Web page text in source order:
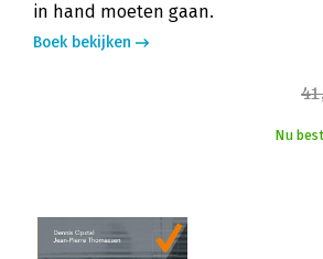
in hand moeten gaan.
Boek bekijken
Nu